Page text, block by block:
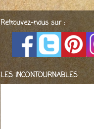
Retrouvez-nous sur :
LES INCONTOURNABLES